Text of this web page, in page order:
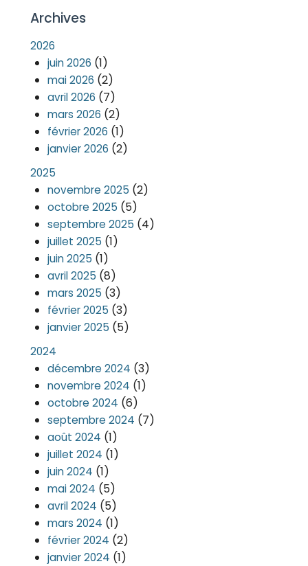
Archives
2026
juin 2026 (1)
mai 2026 (2)
avril 2026 (7)
mars 2026 (2)
février 2026 (1)
janvier 2026 (2)
2025
novembre 2025 (2)
octobre 2025 (5)
septembre 2025 (4)
juillet 2025 (1)
juin 2025 (1)
avril 2025 (8)
mars 2025 (3)
février 2025 (3)
janvier 2025 (5)
2024
décembre 2024 (3)
novembre 2024 (1)
octobre 2024 (6)
septembre 2024 (7)
août 2024 (1)
juillet 2024 (1)
juin 2024 (1)
mai 2024 (5)
avril 2024 (5)
mars 2024 (1)
février 2024 (2)
janvier 2024 (1)